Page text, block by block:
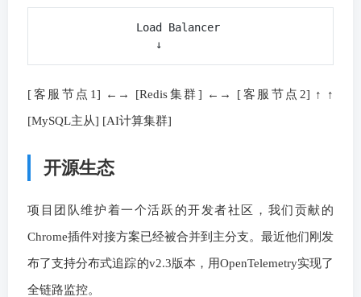
[客服节点1] ←→ [Redis集群] ←→ [客服节点2] ↑ ↑
[MySQL主从] [AI计算集群]
开源生态
项目团队维护着一个活跃的开发者社区，我们贡献的
Chrome插件对接方案已经被合并到主分支。最近他们刚发
布了支持分布式追踪的v2.3版本，用OpenTelemetry实现了
全链路监控。